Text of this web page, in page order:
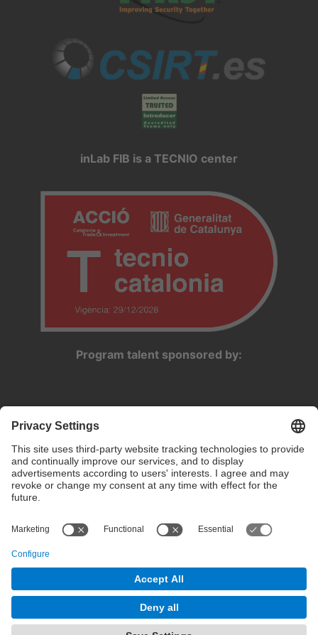
inLab FIB is a TECNIO center
Program talent sponsored by:
Privacy settings
Terms of use